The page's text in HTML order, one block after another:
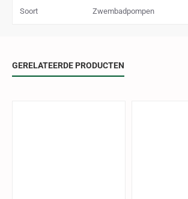
Soort Zwembadpompen
GERELATEERDE PRODUCTEN